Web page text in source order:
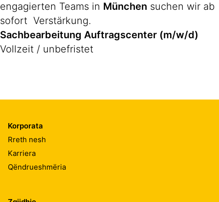
engagierten Teams in München suchen wir ab
sofort Verstärkung.
Sachbearbeitung Auftragscenter (m/w/d)
Vollzeit / unbefristet
Korporata
Rreth nesh
Karriera
Qëndrueshmëria